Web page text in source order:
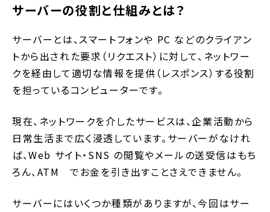
サーバーの役割と仕組みとは？
サーバーとは、スマートフォンや PC などのクライアン
トから出された要求（リクエスト）に対して、ネットワー
クを経由して適切な情報を提供（レスポンス）する役割
を担っているコンピューターです。
現在、ネットワークを介したサービスは、企業活動から
日常生活まで広く浸透しています。サーバーがなけれ
ば、Web サイト・SNS の閲覧やメールの送受信はもち
ろん、ATM でお金を引き出すことさえできません。
サーバーにはいくつか種類がありますが、今回はサー